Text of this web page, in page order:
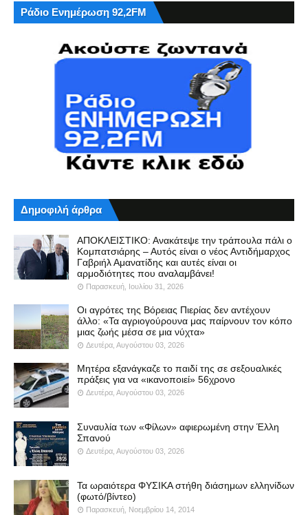
Ράδιο Ενημέρωση 92,2FM
Δημοφιλή άρθρα
ΑΠΟΚΛΕΙΣΤΙΚΟ: Ανακάτεψε την τράπουλα πάλι ο
Κομπατσιάρης – Αυτός είναι ο νέος Αντιδήμαρχος
Γαβριήλ Αμανατίδης και αυτές είναι οι
αρμοδιότητες που αναλαμβάνει!
Παρασκευή, Ιουλίου 31, 2026
Οι αγρότες της Βόρειας Πιερίας δεν αντέχουν
άλλο: «Τα αγριογούρουνα μας παίρνουν τον κόπο
μιας ζωής μέσα σε μια νύχτα»
Δευτέρα, Αυγούστου 03, 2026
Μητέρα εξανάγκαζε το παιδί της σε σεξουαλικές
πράξεις για να «ικανοποιεί» 56χρονο
Δευτέρα, Αυγούστου 03, 2026
Συναυλία των «Φίλων» αφιερωμένη στην Έλλη
Σπανού
Δευτέρα, Αυγούστου 03, 2026
Τα ωραιότερα ΦΥΣΙΚΑ στήθη διάσημων ελληνίδων
(φωτό/βίντεο)
Παρασκευή, Νοεμβρίου 14, 2014